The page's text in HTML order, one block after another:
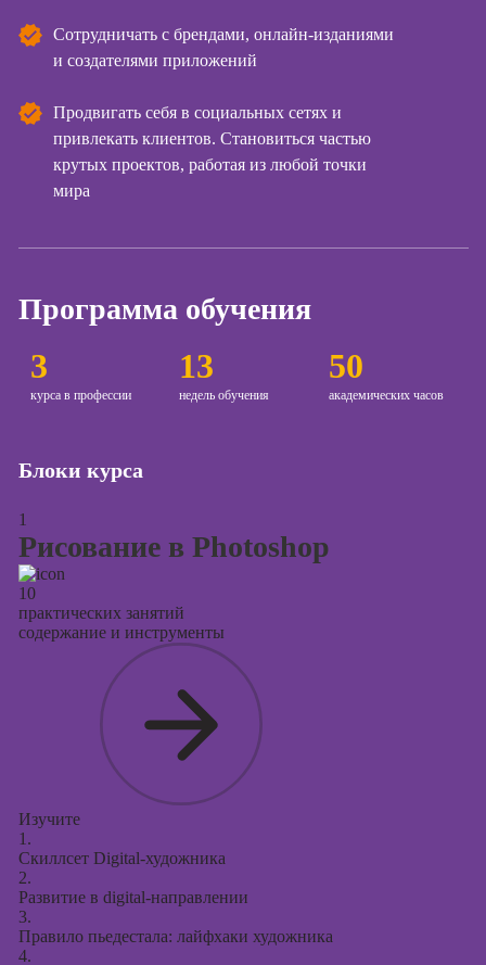
сайтов)
контекстной
таргетированной
Сотрудничать с брендами, онлайн-изданиями
и создателями приложений
Продвигать себя в социальных сетях и
привлекать клиентов. Становиться частью
крутых проектов, работая из любой точки
мира
3
курса в профессии
13
недель обучения
50
академических часов
Программа обучения
Блоки курса
1
Рисование в Photoshop
10
практических занятий
содержание и инструменты
Изучите
1.
Скиллсет Digital-художника
2.
Развитие в digital-направлении
3.
Правило пьедестала: лайфхаки художника
4.